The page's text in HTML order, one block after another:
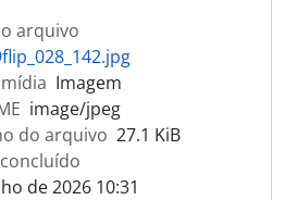
arquivo
Imagem
image/jpeg
do arquivo 27.1 KiB
de 2026 10:31